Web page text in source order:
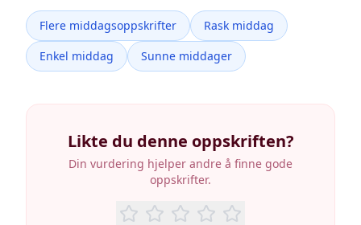
Flere middagsoppskrifter
Rask middag
Enkel middag
Sunne middager
Likte du denne oppskriften?
Din vurdering hjelper andre å finne gode
oppskrifter.